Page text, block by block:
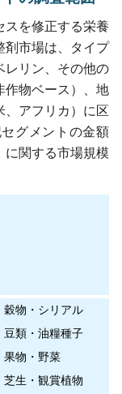
スを修正する栄養
剤市場は、タイプ
レリン、その他の
作物ベース）、地
、アフリカ）に区
グメントの金額
に関する市場規模
穀物・シリアル
豆類・油糧種子
果物・野菜
芝生・観賞植物